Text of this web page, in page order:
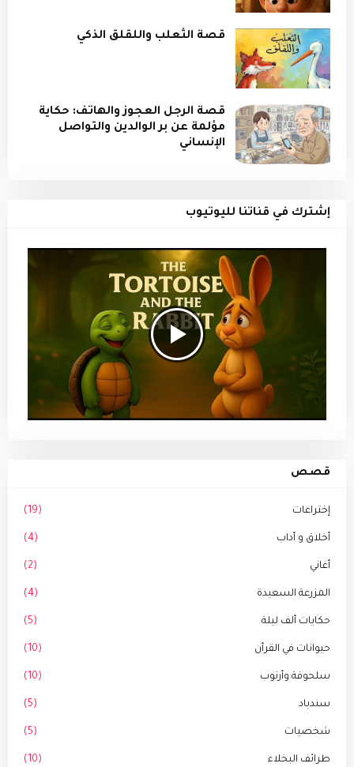
قصة الثعلب واللقلق الذكي
قصة الرجل العجوز والهاتف: حكاية
مؤلمة عن بر الوالدين والتواصل
الإنساني
إشترك في قناتنا لليوتيوب
قصص
إختراعات (19)
أخلاق و أداب (4)
أغاني (2)
المزرعة السعيدة (4)
حكايات ألف ليلة (5)
حيوانات في القرأن (10)
سلحوفة وأرنوب (10)
سندباد (5)
شخصيات (5)
طرائف البخلاء (10)